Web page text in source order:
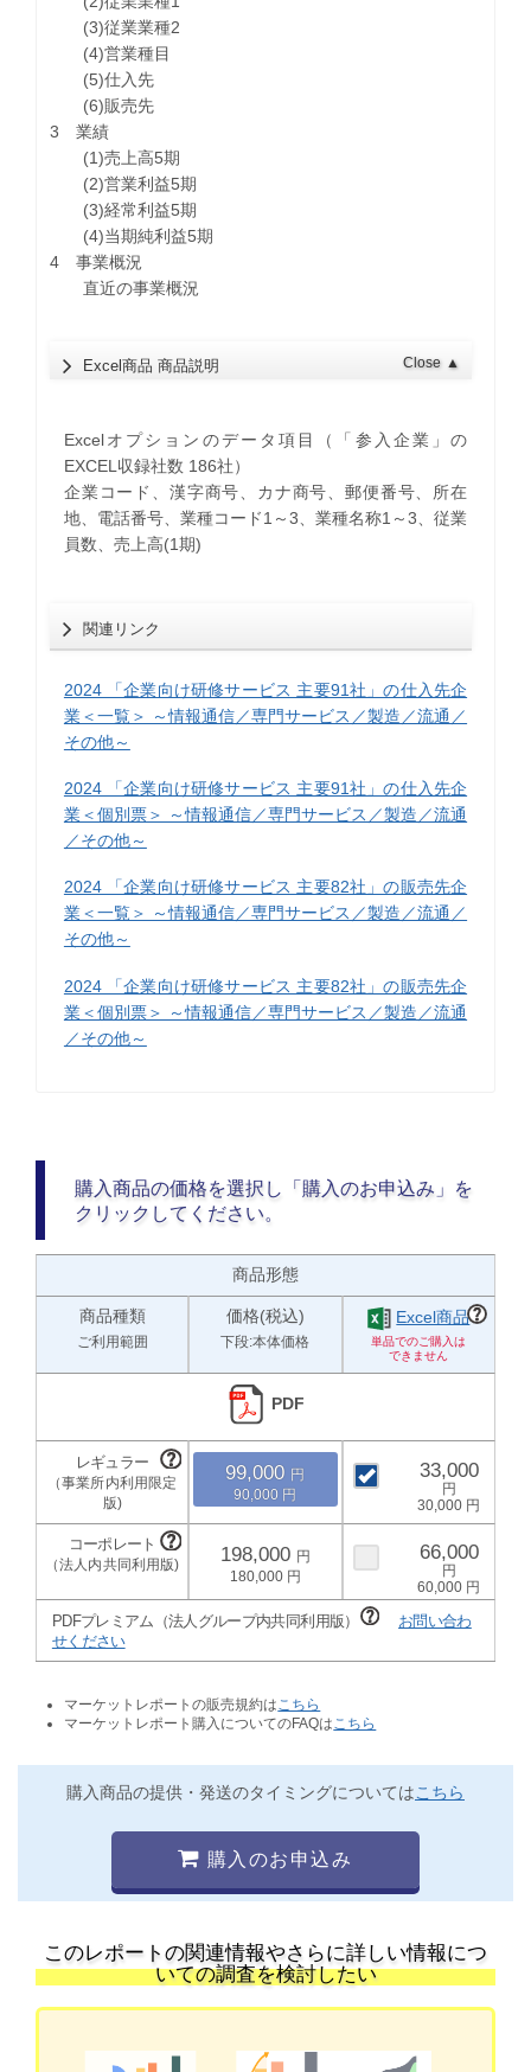
(3)従業業種2
(4)営業種目
(5)仕入先
(6)販売先
3 業績
(1)売上高5期
(2)営業利益5期
(3)経常利益5期
(4)当期純利益5期
4 事業概況
直近の事業概況
Excel商品 商品説明 Close ▲
Excelオプションのデータ項目（「参入企業」の
EXCEL収録社数 186社）
企業コード、漢字商号、カナ商号、郵便番号、所在
地、電話番号、業種コード1～3、業種名称1～3、従業
員数、売上高(1期)
関連リンク
2024 「企業向け研修サービス 主要91社」の仕入先企
業＜一覧＞ ～情報通信／専門サービス／製造／流通／
その他～
2024 「企業向け研修サービス 主要91社」の仕入先企
業＜個別票＞ ～情報通信／専門サービス／製造／流通
／その他～
2024 「企業向け研修サービス 主要82社」の販売先企
業＜一覧＞ ～情報通信／専門サービス／製造／流通／
その他～
2024 「企業向け研修サービス 主要82社」の販売先企
業＜個別票＞ ～情報通信／専門サービス／製造／流通
／その他～
購入商品の価格を選択し「購入のお申込み」を
クリックしてください。
商品形態
商品種類
ご利用範囲
価格(税込)
下段:本体価格
Excel商品
PDF
99,000
90,000
33,000
30,000
198,000
180,000
66,000
60,000
PDFプレミアム（法人グループ内共同利用版）
お問い合わ
せください
マーケットレポートの販売規約は こちら
マーケットレポート購入についてのFAQは こちら
購入商品の提供・発送のタイミングについてはこちら
購入のお申込み
このレポートの関連情報やさらに詳しい情報につ
いての調査を検討したい